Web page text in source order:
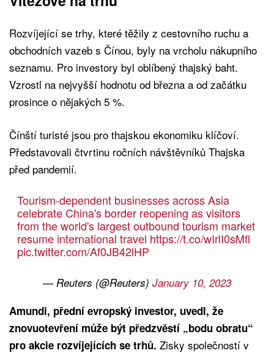
Rozvíjející se trhy, které těžily z cestovního ruchu a
obchodních vazeb s Čínou, byly na vrcholu nákupního
seznamu. Pro investory byl oblíbený thajský baht.
Vzrostl na nejvyšší hodnotu od března a od začátku
prosince o nějakých 5 %.
Čínští turisté jsou pro thajskou ekonomiku klíčoví.
Představovali čtvrtinu ročních návštěvníků Thajska
před pandemií.
Tourism-dependent businesses across Asia
celebrate China's border reopening as visitors
from the world's largest outbound tourism market
resume international travel https://t.co/wIrlI0sMfl
pic.twitter.com/Af0JB42lHP
— Reuters (@Reuters) January 10, 2023
Amundi, přední evropský investor, uvedl, že
znovuotevření může být předzvěstí „bodu obratu“
pro akcie rozvíjejících se trhů. Zisky společností v